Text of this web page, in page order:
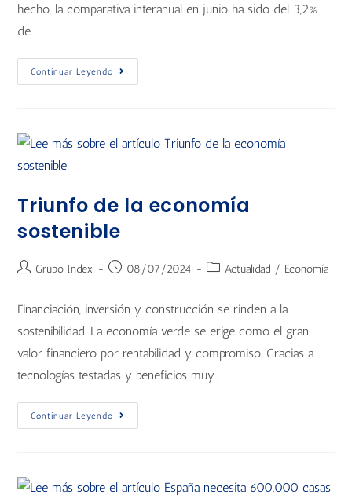
hecho, la comparativa interanual en junio ha sido del 3,2%
de…
Continuar Leyendo
Triunfo de la economía
sostenible
Grupo Index 08/07/2024 Actualidad / Economía
Financiación, inversión y construcción se rinden a la
sostenibilidad. La economía verde se erige como el gran
valor financiero por rentabilidad y compromiso. Gracias a
tecnologías testadas y beneficios muy…
Continuar Leyendo